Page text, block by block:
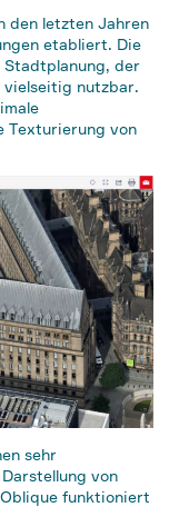
den letzten Jahren
etabliert. Die
Stadtplanung, der
vielseitig nutzbar.
Texturierung von
sehr
von
funktioniert